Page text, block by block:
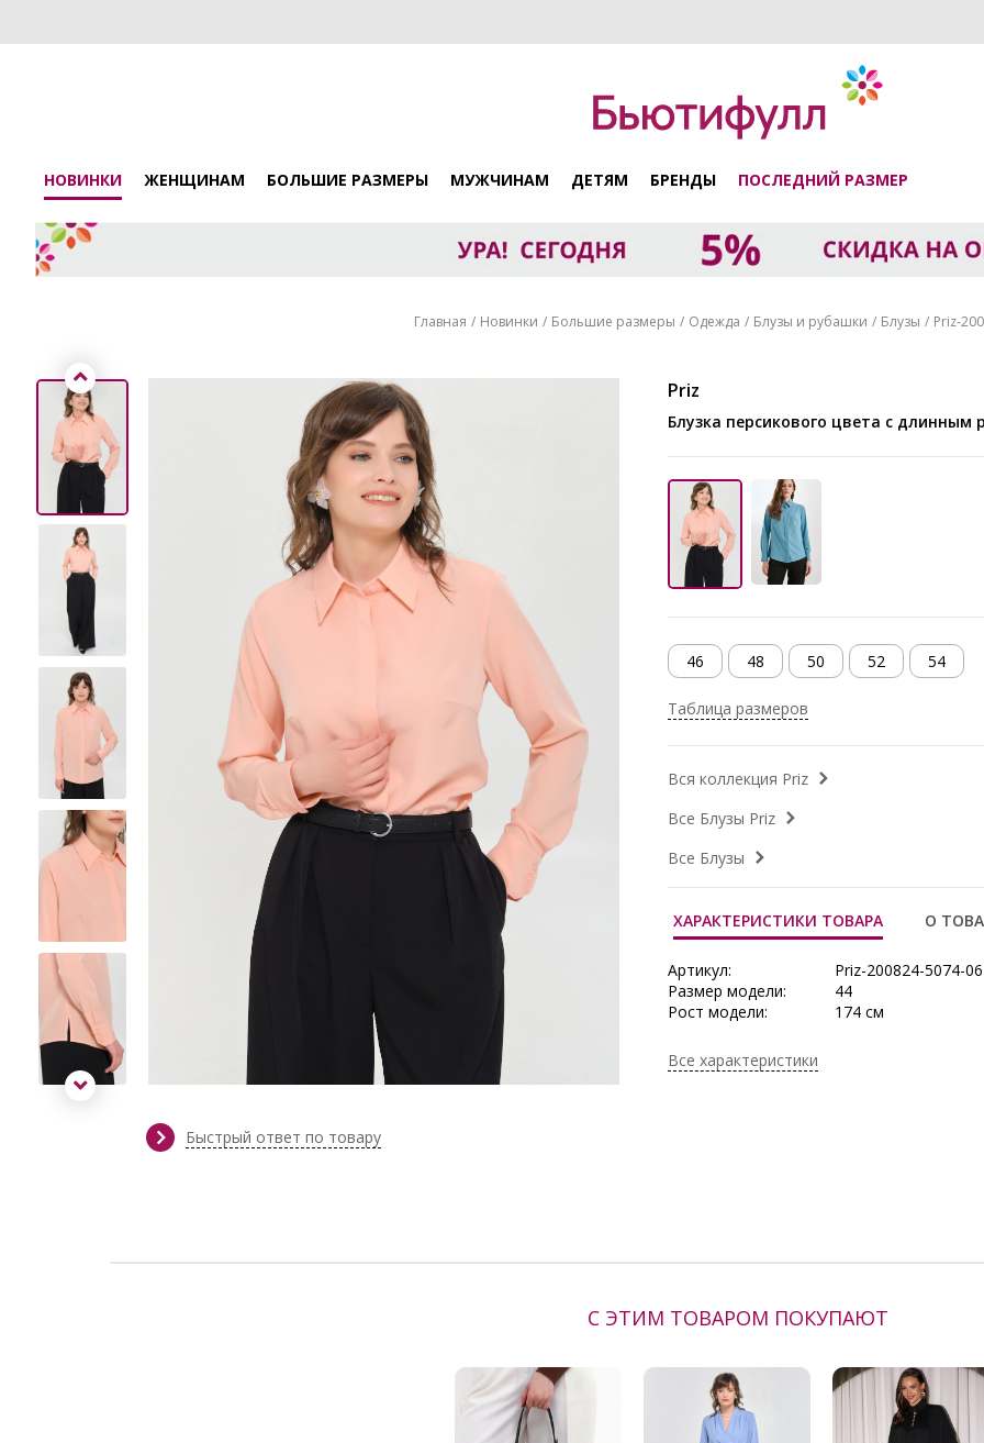
НОВИНКИ ЖЕНЩИНАМ БОЛЬШИЕ РАЗМЕРЫ МУЖЧИНАМ ДЕТЯМ БРЕНДЫ ПОСЛЕДНИЙ РАЗМЕР
Главная Новинки Большие размеры Одежда Блузы и рубашки Блузы Priz-
Быстрый ответ по товару
Priz
Блузка персикового цвета с длинным
46 48 50 52 54
Таблица размеров
Вся коллекция Priz
Все Блузы Priz
Все Блузы
ХАРАКТЕРИСТИКИ ТОВАРА О
Артикул:
Priz-200824-5074-06
Размер модели:
44
Рост модели:
174 см
Тип ткани:
Все характеристики
С ЭТИМ ТОВАРОМ ПОКУПАЮТ